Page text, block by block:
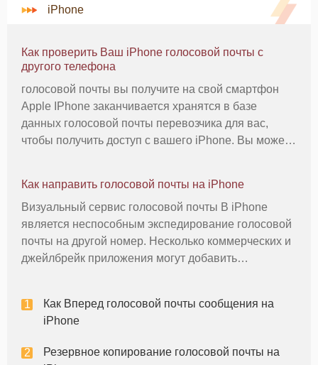
iPhone
Как проверить Ваш iPhone голосовой почты с
другого телефона
голосовой почты вы получите на свой смартфон
Apple IPhone заканчивается хранятся в базе
данных голосовой почты перевозчика для вас,
чтобы получить доступ с вашего iPhone. Вы можете
определенную клавишу клавиатуры при
Как направить голосовой почты на iPhone
Визуальный сервис голосовой почты В iPhone
является неспособным экспедирование голосовой
почты на другой номер. Несколько коммерческих и
джейлбрейк приложения могут добавить
нужно получить доступ к основной
Как Вперед голосовой почты сообщения на
iPhone
Резервное копирование голосовой почты на